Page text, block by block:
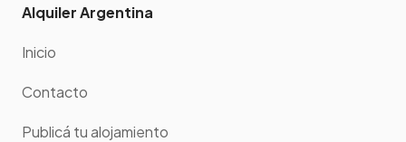
Alquiler Argentina
Inicio
Contacto
Publicá tu alojamiento